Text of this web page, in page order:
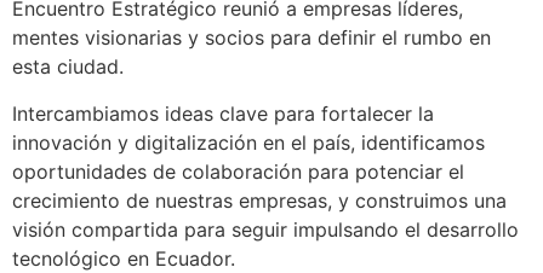
Encuentro Estratégico reunió a empresas líderes,
mentes visionarias y socios para definir el rumbo en
esta ciudad.
Intercambiamos ideas clave para fortalecer la
innovación y digitalización en el país, identificamos
oportunidades de colaboración para potenciar el
crecimiento de nuestras empresas, y construimos una
visión compartida para seguir impulsando el desarrollo
tecnológico en Ecuador.